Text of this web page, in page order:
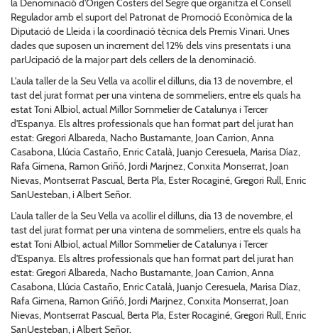
la Denominació d'Origen Costers del Segre que organitza el Consell
Regulador amb el suport del Patronat de Promoció Econòmica de la
Diputació de Lleida i la coordinació tècnica dels Premis Vinari. Unes
dades que suposen un increment del 12% dels vins presentats i una
parUcipació de la major part dels cellers de la denominació.
L'aula taller de la Seu Vella va acollir el dilluns, dia 13 de novembre, el
tast del jurat format per una vintena de sommeliers, entre els quals ha
estat Toni Albiol, actual Millor Sommelier de Catalunya i Tercer
d'Espanya. Els altres professionals que han format part del jurat han
estat: Gregori Albareda, Nacho Bustamante, Joan Carrion, Anna
Casabona, Llúcia Castaño, Enric Català, Juanjo Ceresuela, Marisa Díaz,
Rafa Gimena, Ramon Griñó, Jordi Marjnez, Conxita Monserrat, Joan
Nievas, Montserrat Pascual, Berta Pla, Ester Rocaginé, Gregori Rull, Enric
SanUesteban, i Albert Señor.
L'aula taller de la Seu Vella va acollir el dilluns, dia 13 de novembre, el
tast del jurat format per una vintena de sommeliers, entre els quals ha
estat Toni Albiol, actual Millor Sommelier de Catalunya i Tercer
d'Espanya. Els altres professionals que han format part del jurat han
estat: Gregori Albareda, Nacho Bustamante, Joan Carrion, Anna
Casabona, Llúcia Castaño, Enric Català, Juanjo Ceresuela, Marisa Díaz,
Rafa Gimena, Ramon Griñó, Jordi Marjnez, Conxita Monserrat, Joan
Nievas, Montserrat Pascual, Berta Pla, Ester Rocaginé, Gregori Rull, Enric
SanUesteban, i Albert Señor.